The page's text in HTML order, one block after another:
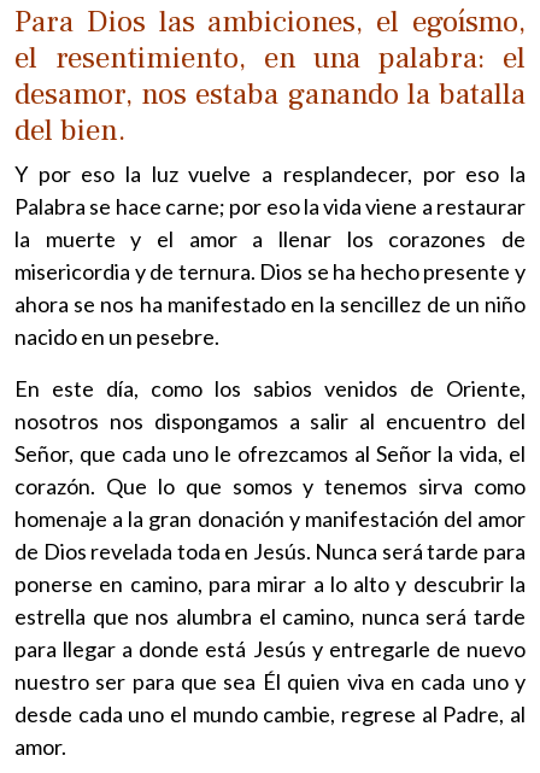
Para Dios las ambiciones, el egoísmo,
el resentimiento, en una palabra: el
desamor, nos estaba ganando la batalla
del bien.
Y por eso la luz vuelve a resplandecer, por eso la
Palabra se hace carne; por eso la vida viene a restaurar
la muerte y el amor a llenar los corazones de
misericordia y de ternura. Dios se ha hecho presente y
ahora se nos ha manifestado en la sencillez de un niño
nacido en un pesebre.
En este día, como los sabios venidos de Oriente,
nosotros nos dispongamos a salir al encuentro del
Señor, que cada uno le ofrezcamos al Señor la vida, el
corazón. Que lo que somos y tenemos sirva como
homenaje a la gran donación y manifestación del amor
de Dios revelada toda en Jesús. Nunca será tarde para
ponerse en camino, para mirar a lo alto y descubrir la
estrella que nos alumbra el camino, nunca será tarde
para llegar a donde está Jesús y entregarle de nuevo
nuestro ser para que sea Él quien viva en cada uno y
desde cada uno el mundo cambie, regrese al Padre, al
amor.